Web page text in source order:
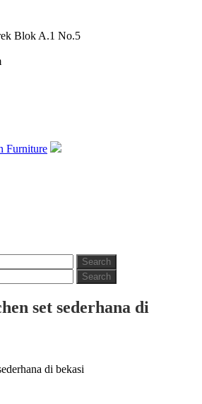
Blok A.1 No.5
Search
Search
set sederhana di
di bekasi